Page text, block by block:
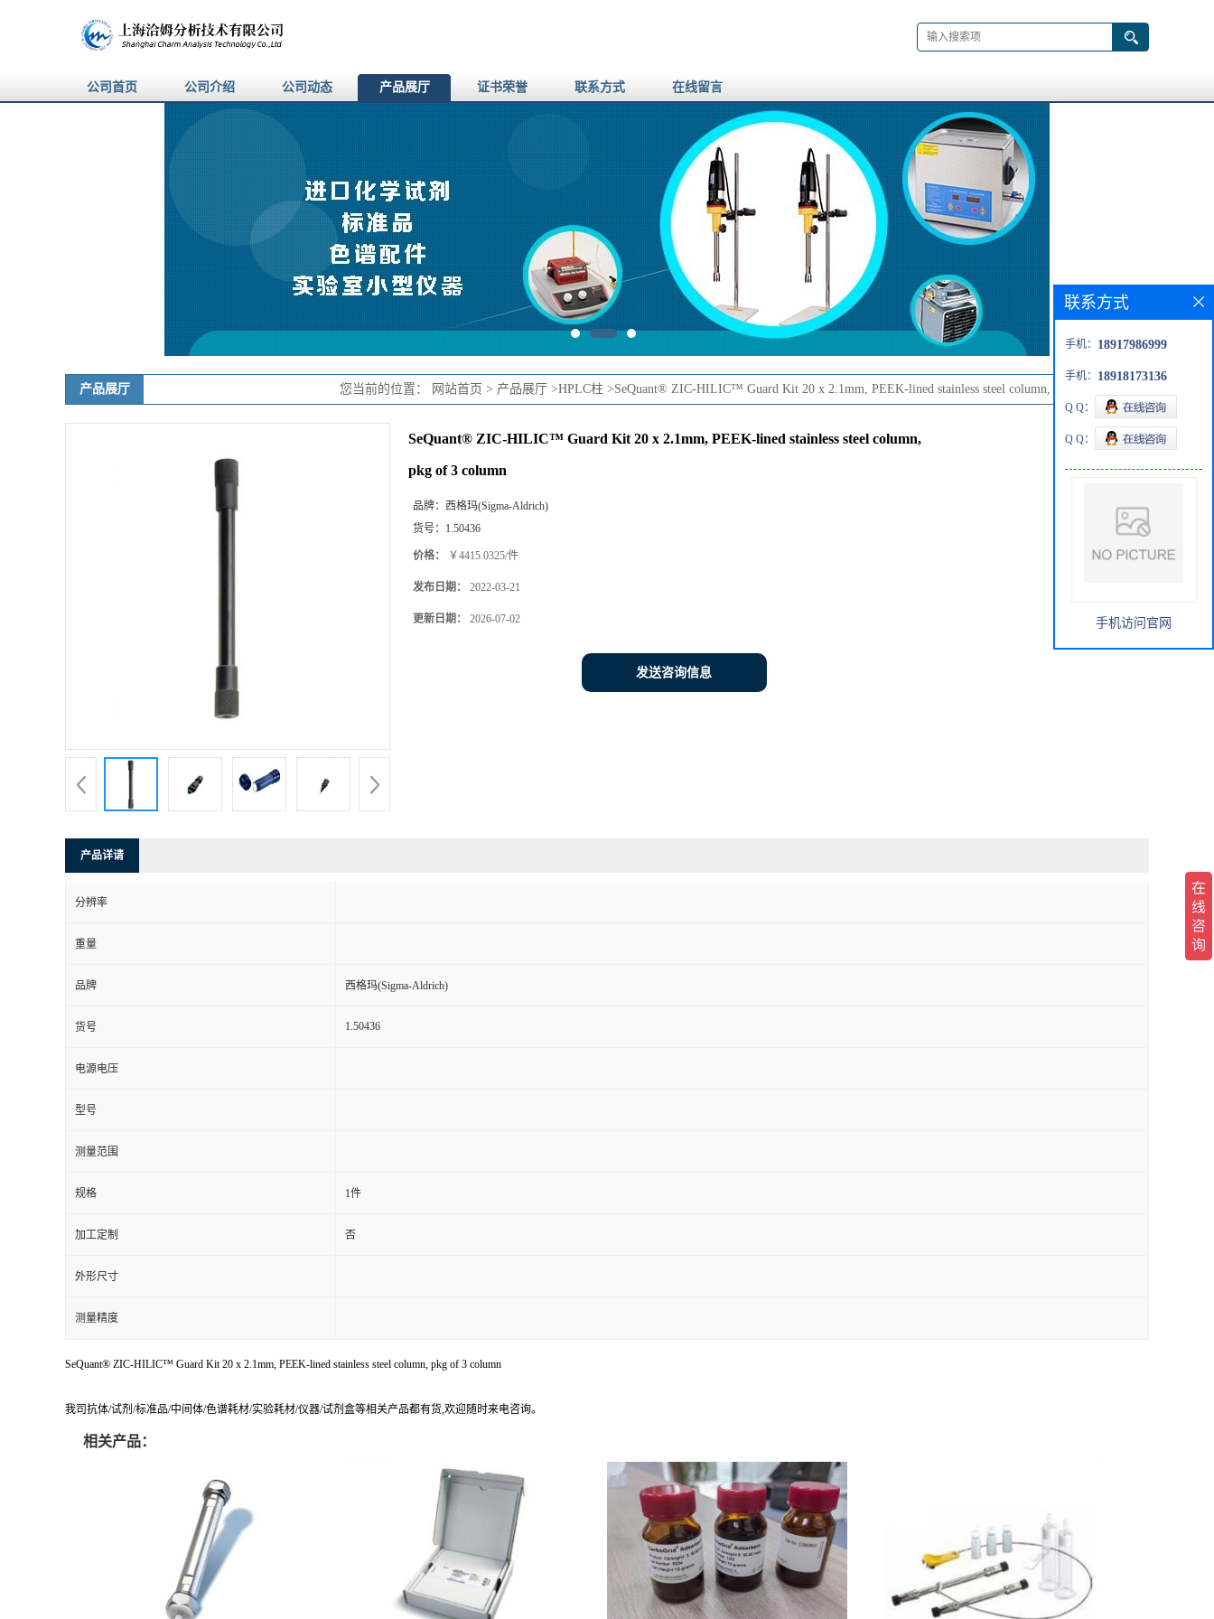
公司首页 公司介绍 公司动态 产品展厅 证书荣誉 联系方式 在线留言
产品展厅 您当前的位置： 网站首页 > 产品展厅 >HPLC柱 >SeQuant® ZIC-HILIC™ Guard Kit 20 x 2.1mm, PEEK-lined stainless steel column, pkg of 3 column
SeQuant® ZIC-HILIC™ Guard Kit 20 x 2.1mm, PEEK-lined stainless steel column,
pkg of 3 column
品牌： 西格玛(Sigma-Aldrich)
货号： 1.50436
价格： ￥4415.0325/件
发布日期： 2022-03-21
更新日期： 2026-07-02
发送咨询信息
产品详请
分辨率
重量
品牌 西格玛(Sigma-Aldrich)
货号 1.50436
电源电压
型号
测量范围
规格 1件
加工定制 否
外形尺寸
测量精度
SeQuant® ZIC-HILIC™ Guard Kit 20 x 2.1mm, PEEK-lined stainless steel column, pkg of 3 column
我司抗体/试剂/标准品/中间体/色谱耗材/实验耗材/仪器/试剂盒等相关产品都有货,欢迎随时来电咨询。
相关产品：
联系方式
手机： 18917986999
手机： 18918173136
Q Q：
Q Q：
手机访问官网